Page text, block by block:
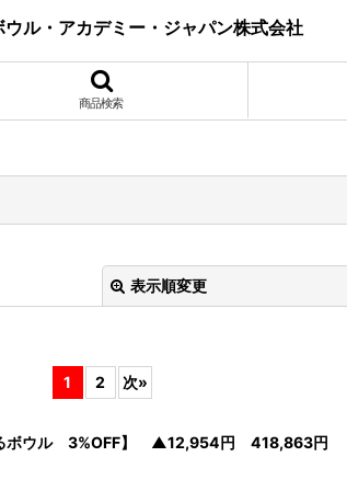
ウル・アカデミー・ジャパン株式会社
商品検索
表示順変更
1 2 次»
るボウル 3%OFF】 ▲12,954円 418,863円